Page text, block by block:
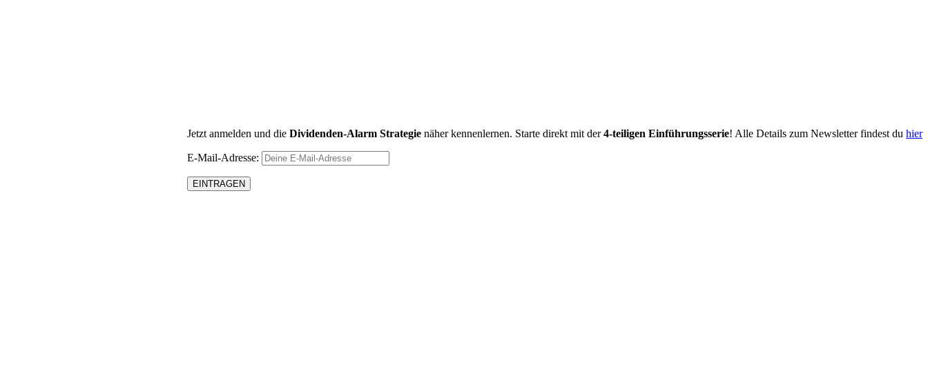
Jetzt anmelden und die Dividenden-Alarm Strategie näher kennenlernen. Starte direkt mit der4-teiligen Einführungsserie! Alle Details zum Newsletter findest du hier
E-Mail-Adresse: